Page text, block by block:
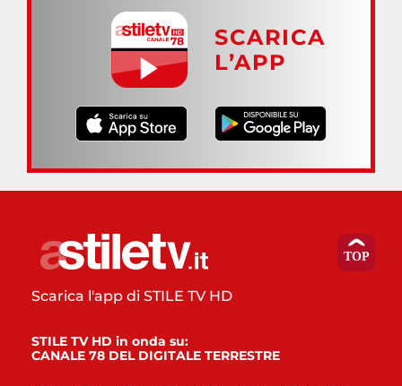
SCARICA
L’APP
Scarica l'app di STILE TV HD
STILE TV HD in onda su:
CANALE 78 DEL DIGITALE TERRESTRE